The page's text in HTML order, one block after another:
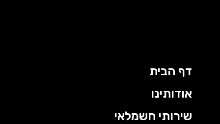
דף הבית
אודותינו
שירותי חשמלאי